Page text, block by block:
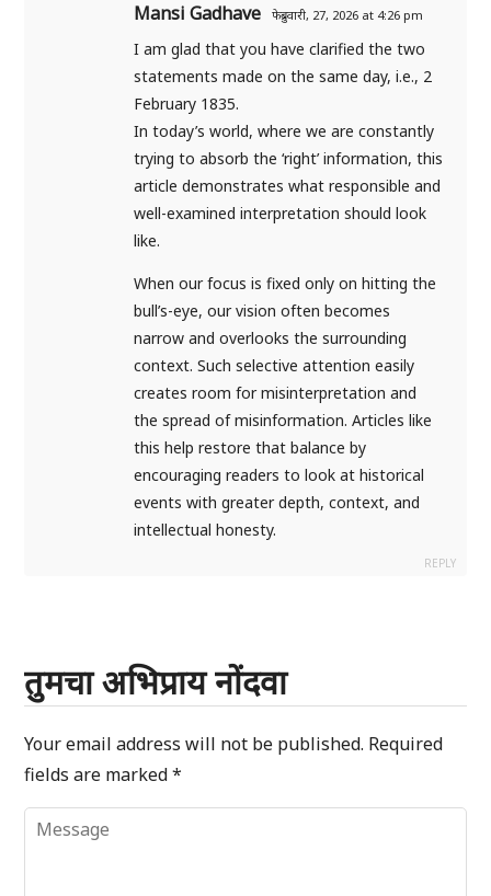
Mansi Gadhave फेब्रुवारी, 27, 2026 at 4:26 pm
I am glad that you have clarified the two
statements made on the same day, i.e., 2
February 1835.
In today’s world, where we are constantly
trying to absorb the ‘right’ information, this
article demonstrates what responsible and
well-examined interpretation should look
like.
When our focus is fixed only on hitting the
bull’s-eye, our vision often becomes
narrow and overlooks the surrounding
context. Such selective attention easily
creates room for misinterpretation and
the spread of misinformation. Articles like
this help restore that balance by
encouraging readers to look at historical
events with greater depth, context, and
intellectual honesty.
REPLY
तुमचा अभिप्राय नोंदवा
Your email address will not be published. Required
fields are marked*